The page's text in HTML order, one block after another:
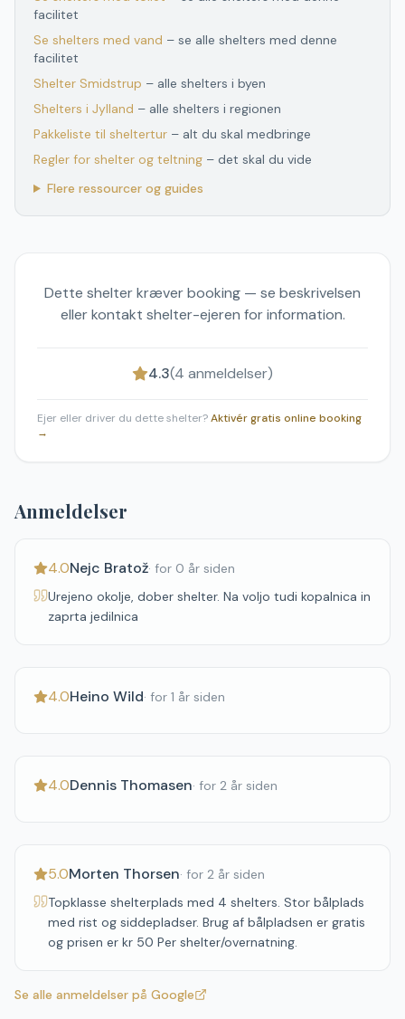
facilitet
Se shelters med vand – se alle shelters med denne
facilitet
Shelter Smidstrup – alle shelters i byen
Shelters i Jylland – alle shelters i regionen
Pakkeliste til sheltertur – alt du skal medbringe
Regler for shelter og teltning – det skal du vide
Flere ressourcer og guides
Dette shelter kræver booking — se beskrivelsen
eller kontakt shelter-ejeren for information.
4.3(4 anmeldelser)
Ejer eller driver du dette shelter?Aktivér gratis online booking
→
Anmeldelser
4.0Nejc Bratož· for 0 år siden
Urejeno okolje, dober shelter. Na voljo tudi kopalnica in
zaprta jedilnica
4.0Heino Wild· for 1 år siden
4.0Dennis Thomasen· for 2 år siden
5.0Morten Thorsen· for 2 år siden
Topklasse shelterplads med 4 shelters. Stor bålplads
med rist og siddepladser. Brug af bålpladsen er gratis
og prisen er kr 50 Per shelter/overnatning.
Se alle anmeldelser på Google